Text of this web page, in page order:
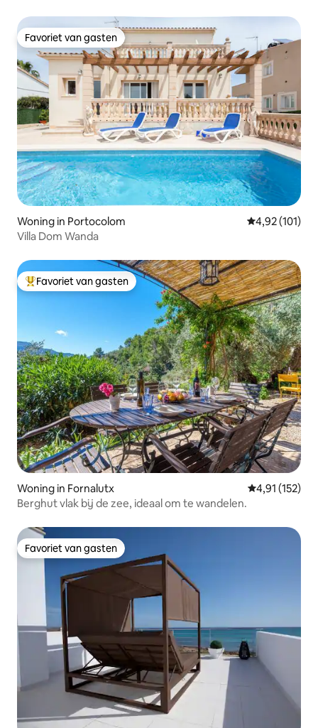
Favoriet van gasten
Favoriet van gasten
Woning in Portocolom Gemiddelde
4,92 (101)
Villa Dom Wanda
Topfavoriet van gasten
Favoriet van gasten
Woning in Fornalutx Gemiddelde
4,91 (152)
Berghut vlak bij de zee, ideaal om te wandelen.
Favoriet van gasten
Favoriet van gasten